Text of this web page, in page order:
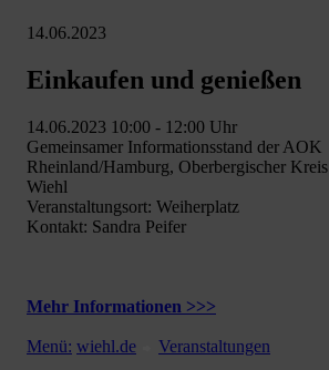
14.06.2023
Einkaufen und genießen
14.06.2023 10:00 - 12:00 Uhr
Gemeinsamer Informationsstand der AOK
Rheinland/Hamburg, Oberbergischer Kreis
Wiehl
Veranstaltungsort: Weiherplatz
Kontakt: Sandra Peifer
Mehr Informationen >>>
Menü: wiehl.de Veranstaltungen